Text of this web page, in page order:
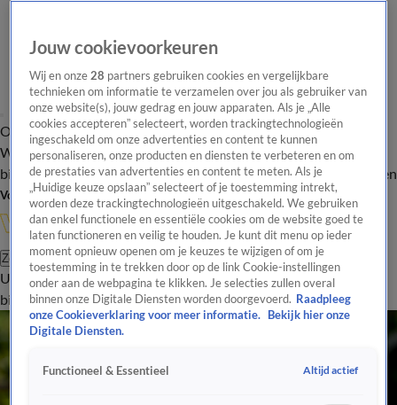
Overzicht Onze programma's Uitzendingen Onze gezichten
In de
WandelgangenInterviewsUitzending
bijwonenPodcastShopVeelgestelde vragenKijkersvraag insturen
Volg Vandaag Inside
Zoeken
UitzendingenVandaag InsideDe OranjezomerShopUitzending
bijwonen
Jouw cookievoorkeuren
Wij en onze28 partners gebruiken cookies en vergelijkbare
technieken om informatie te verzamelen over jou als gebruiker van
onze website(s), jouw gedrag en jouw apparaten. Als je „Alle
cookies accepteren” selecteert, worden trackingtechnologieën
ingeschakeld om onze advertenties en content te kunnen
personaliseren, onze producten en diensten te verbeteren en om
de prestaties van advertenties en content te meten. Als je
„Huidige keuze opslaan” selecteert of je toestemming intrekt,
worden deze trackingtechnologieën uitgeschakeld. We gebruiken
dan enkel functionele en essentiële cookies om de website goed te
laten functioneren en veilig te houden. Je kunt dit menu op ieder
moment opnieuw openen om je keuzes te wijzigen of om je
toestemming in te trekken door op de link Cookie-instellingen
onder aan de webpagina te klikken. Je selecties zullen overal
binnen onze Digitale Diensten worden doorgevoerd. Raadpleeg
onze Cookieverklaring voor meer informatie.
Bekijk hier onze
Digitale Diensten.
Functioneel & Essentieel Altijd actief